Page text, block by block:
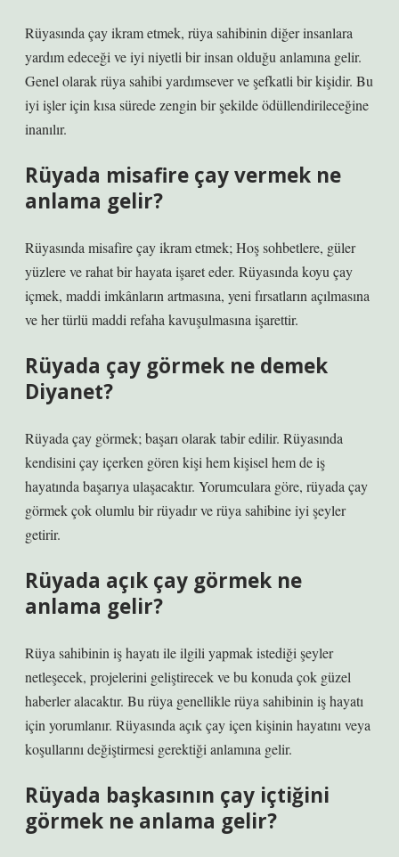
Rüyasında çay ikram etmek, rüya sahibinin diğer insanlara
yardım edeceği ve iyi niyetli bir insan olduğu anlamına gelir.
Genel olarak rüya sahibi yardımsever ve şefkatli bir kişidir. Bu
iyi işler için kısa sürede zengin bir şekilde ödüllendirileceğine
inanılır.
Rüyada misafire çay vermek ne
anlama gelir?
Rüyasında misafire çay ikram etmek; Hoş sohbetlere, güler
yüzlere ve rahat bir hayata işaret eder. Rüyasında koyu çay
içmek, maddi imkânların artmasına, yeni fırsatların açılmasına
ve her türlü maddi refaha kavuşulmasına işarettir.
Rüyada çay görmek ne demek
Diyanet?
Rüyada çay görmek; başarı olarak tabir edilir. Rüyasında
kendisini çay içerken gören kişi hem kişisel hem de iş
hayatında başarıya ulaşacaktır. Yorumculara göre, rüyada çay
görmek çok olumlu bir rüyadır ve rüya sahibine iyi şeyler
getirir.
Rüyada açık çay görmek ne
anlama gelir?
Rüya sahibinin iş hayatı ile ilgili yapmak istediği şeyler
netleşecek, projelerini geliştirecek ve bu konuda çok güzel
haberler alacaktır. Bu rüya genellikle rüya sahibinin iş hayatı
için yorumlanır. Rüyasında açık çay içen kişinin hayatını veya
koşullarını değiştirmesi gerektiği anlamına gelir.
Rüyada başkasının çay içtiğini
görmek ne anlama gelir?